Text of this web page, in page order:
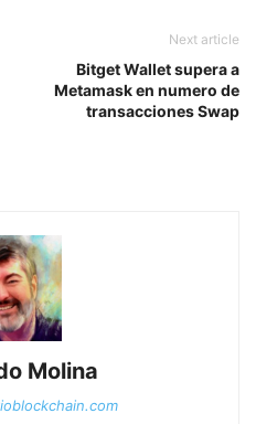
Next article
Bitget Wallet supera a
Metamask en numero de
transacciones Swap
Molina